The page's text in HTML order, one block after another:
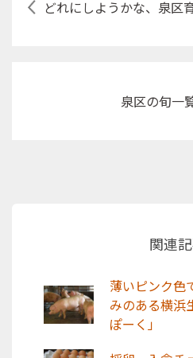
どれにしようかな、泉区
泉区の旬一
関連
薄いピンク色
みのある横浜
ぽーく」